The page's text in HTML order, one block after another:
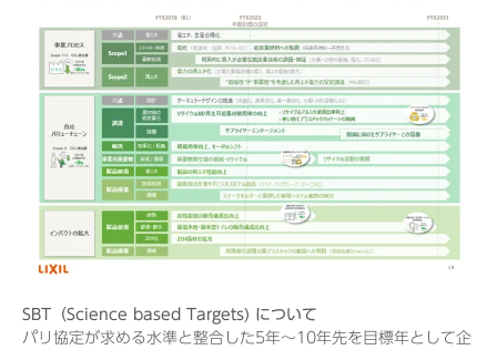
SBT（Science based Targets) について
パリ協定が求める水準と整合した5年〜10年先を目標年として企